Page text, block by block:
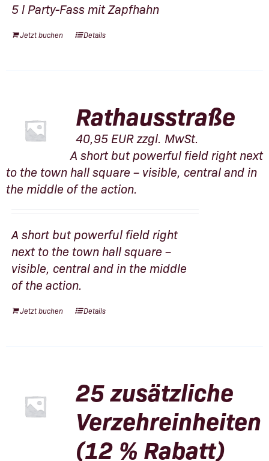
5 l Party-Fass mit Zapfhahn
Jetzt buchen Details
Rathausstraße
40,95EURzzgl. MwSt.
A short but powerful field right next
to the town hall square – visible, central and in
the middle of the action.
A short but powerful field right
next to the town hall square –
visible, central and in the middle
of the action.
Jetzt buchen Details
25 zusätzliche
Verzehreinheiten
(12 % Rabatt)